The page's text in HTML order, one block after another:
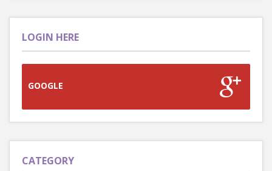
LOGIN HERE
GOOGLE
CATEGORY